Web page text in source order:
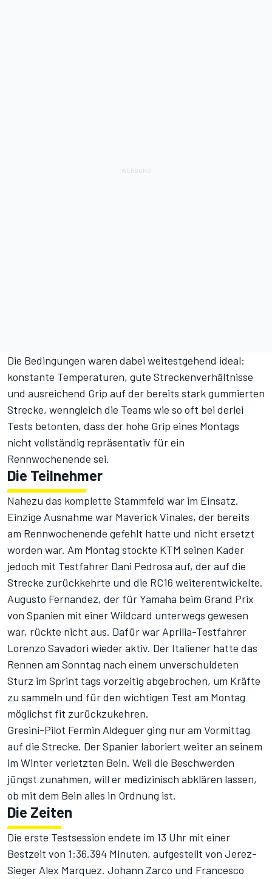
Die Bedingungen waren dabei weitestgehend ideal:
konstante Temperaturen, gute Streckenverhältnisse
und ausreichend Grip auf der bereits stark gummierten
Strecke, wenngleich die Teams wie so oft bei derlei
Tests betonten, dass der hohe Grip eines Montags
nicht vollständig repräsentativ für ein
Rennwochenende sei.
Die Teilnehmer
Nahezu das komplette Stammfeld war im Einsatz.
Einzige Ausnahme war Maverick Vinales, der bereits
am Rennwochenende gefehlt hatte und nicht ersetzt
worden war. Am Montag stockte KTM seinen Kader
jedoch mit Testfahrer Dani Pedrosa auf, der auf die
Strecke zurückkehrte und die RC16 weiterentwickelte.
Augusto Fernandez, der für Yamaha beim Grand Prix
von Spanien mit einer Wildcard unterwegs gewesen
war, rückte nicht aus. Dafür war Aprilia-Testfahrer
Lorenzo Savadori wieder aktiv. Der Italiener hatte das
Rennen am Sonntag nach einem unverschuldeten
Sturz im Sprint tags vorzeitig abgebrochen, um Kräfte
zu sammeln und für den wichtigen Test am Montag
möglichst fit zurückzukehren.
Gresini-Pilot Fermin Aldeguer ging nur am Vormittag
auf die Strecke. Der Spanier laboriert weiter an seinem
im Winter verletzten Bein. Weil die Beschwerden
jüngst zunahmen, will er medizinisch abklären lassen,
ob mit dem Bein alles in Ordnung ist.
Die Zeiten
Die erste Testsession endete im 13 Uhr mit einer
Bestzeit von 1:36.394 Minuten, aufgestellt von Jerez-
Sieger Alex Marquez. Johann Zarco und Francesco